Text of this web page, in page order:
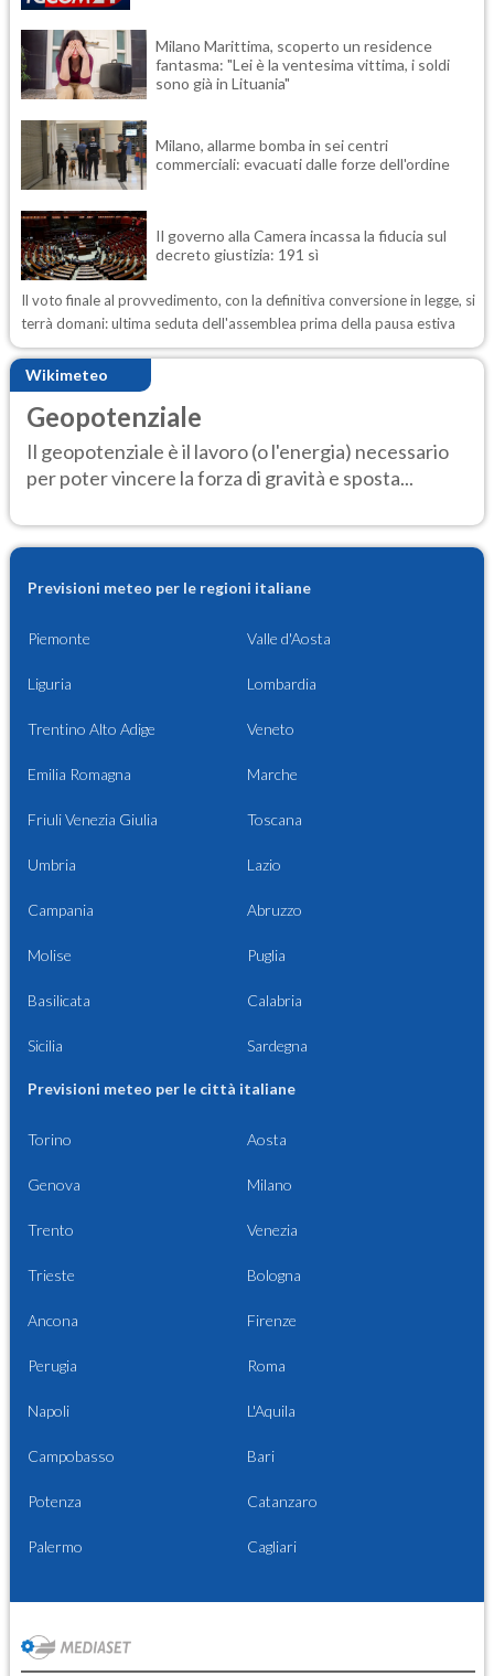
Milano Marittima, scoperto un residence
fantasma: "Lei è la ventesima vittima, i soldi
sono già in Lituania"
Milano, allarme bomba in sei centri
commerciali: evacuati dalle forze dell'ordine
Il governo alla Camera incassa la fiducia sul
decreto giustizia: 191 sì
Il voto finale al provvedimento, con la definitiva conversione in legge, si
terrà domani: ultima seduta dell'assemblea prima della pausa estiva
Wikimeteo
Geopotenziale
Il geopotenziale è il lavoro (o l'energia) necessario
per poter vincere la forza di gravità e sposta...
Previsioni meteo per le regioni italiane
Piemonte Valle d'Aosta
Liguria Lombardia
Trentino Alto Adige Veneto
Emilia Romagna Marche
Friuli Venezia Giulia Toscana
Umbria Lazio
Campania Abruzzo
Molise Puglia
Basilicata Calabria
Sicilia Sardegna
Previsioni meteo per le città italiane
Torino Aosta
Genova Milano
Trento Venezia
Trieste Bologna
Ancona Firenze
Perugia Roma
Napoli L'Aquila
Campobasso Bari
Potenza Catanzaro
Palermo Cagliari